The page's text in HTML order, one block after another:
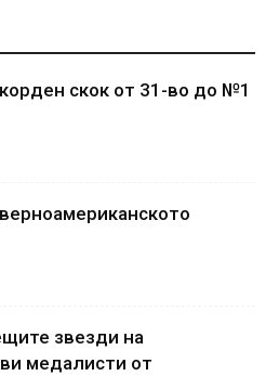
скок от 31-во до №1
звезди на
медалисти от